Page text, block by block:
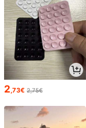
2,73€ 2,75€